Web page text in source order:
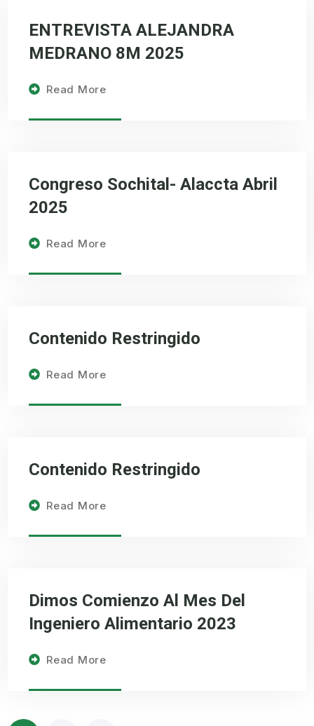
ENTREVISTA ALEJANDRA
MEDRANO 8M 2025
Read More
Congreso Sochital- Alaccta Abril
2025
Read More
Contenido Restringido
Read More
Contenido Restringido
Read More
Dimos Comienzo Al Mes Del
Ingeniero Alimentario 2023
Read More